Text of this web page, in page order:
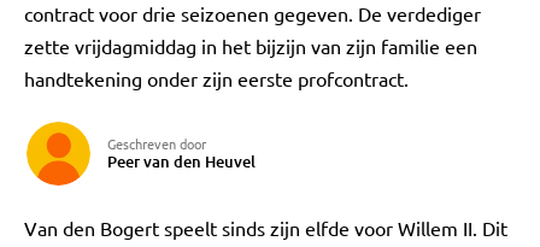
contract voor drie seizoenen gegeven. De verdediger
zette vrijdagmiddag in het bijzijn van zijn familie een
handtekening onder zijn eerste profcontract.
Geschreven door
Peer van den Heuvel
Van den Bogert speelt sinds zijn elfde voor Willem II. Dit